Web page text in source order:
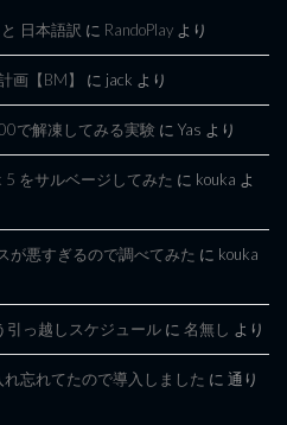
と 日本語訳 に RandoPlay より
画【BM】 に jack より
で解凍してみる実験 に Yas より
5 をサルベージしてみた に kouka よ
が悪すぎるので調べてみた に kouka
引っ越しスケジュール に 名無し より
忘れてたので導入しました に 通り